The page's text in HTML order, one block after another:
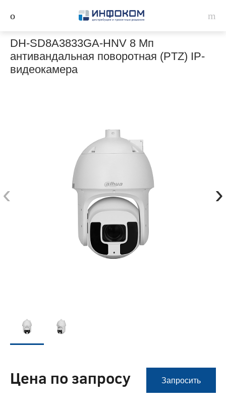
DH-SD8A3833GA-HNV 8 Мп
антивандальная поворотная (PTZ) IP-
видеокамера
‹ ›
Цена по запросу Запросить